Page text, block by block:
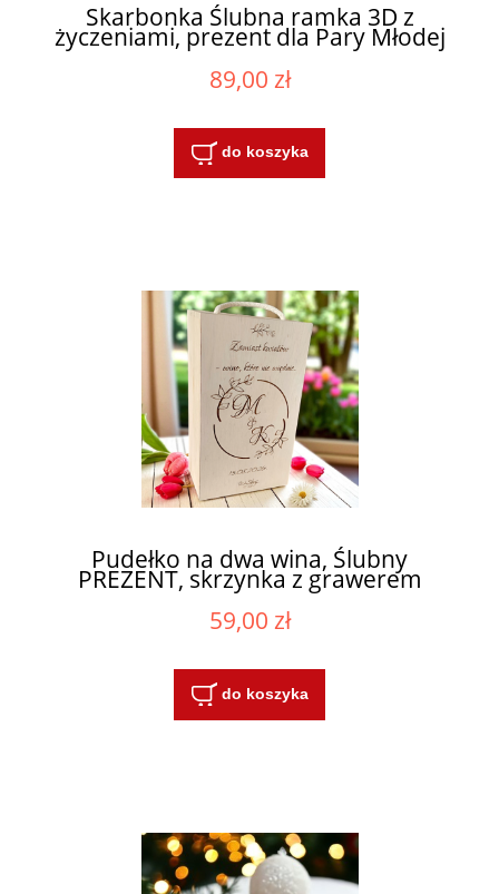
Skarbonka Ślubna ramka 3D z
życzeniami, prezent dla Pary Młodej
89,00 zł
do koszyka
Pudełko na dwa wina, Ślubny
PREZENT, skrzynka z grawerem
59,00 zł
do koszyka